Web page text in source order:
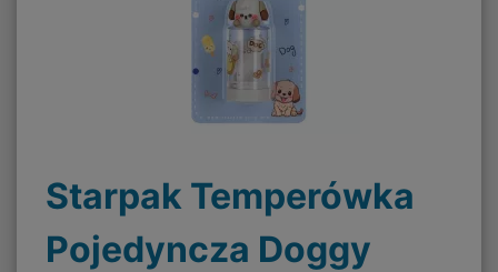
Starpak Temperówka
Pojedyncza Doggy